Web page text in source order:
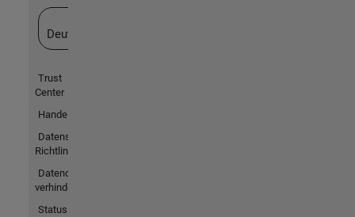
Deutschland
Trust
Center
Handelsmarken
Datenschutz-
Richtlinien
Datendiebstahl
verhindern
Status von